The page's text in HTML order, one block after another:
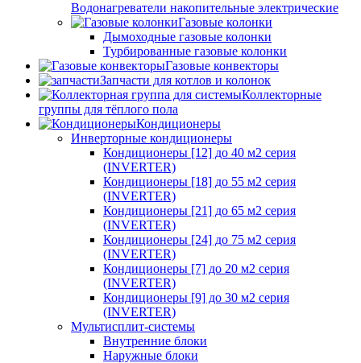
Водонагреватели накопительные электрические
Газовые колонки
Дымоходные газовые колонки
Турбированные газовые колонки
Газовые конвекторы
Запчасти для котлов и колонок
Коллекторные
группы для тёплого пола
Кондиционеры
Инверторные кондиционеры
Кондиционеры [12] до 40 м2 серия
(INVERTER)
Кондиционеры [18] до 55 м2 серия
(INVERTER)
Кондиционеры [21] до 65 м2 серия
(INVERTER)
Кондиционеры [24] до 75 м2 серия
(INVERTER)
Кондиционеры [7] до 20 м2 серия
(INVERTER)
Кондиционеры [9] до 30 м2 серия
(INVERTER)
Мультисплит-системы
Внутренние блоки
Наружные блоки